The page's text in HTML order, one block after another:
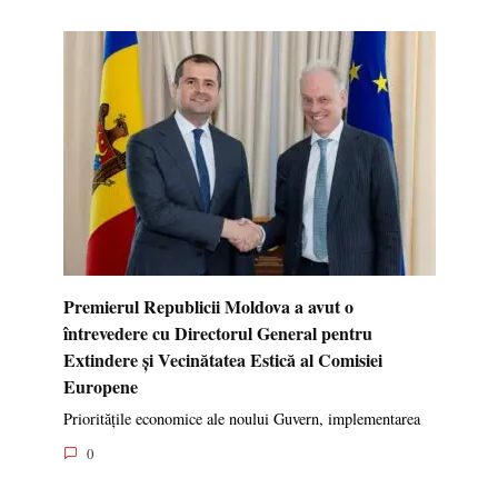
Premierul Republicii Moldova a avut o
întrevedere cu Directorul General pentru
Extindere și Vecinătatea Estică al Comisiei
Europene
Prioritățile economice ale noului Guvern, implementarea
0